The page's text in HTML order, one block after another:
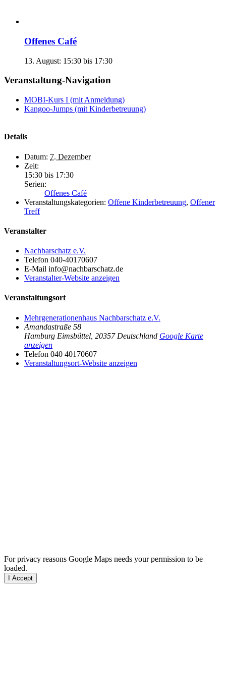
Offenes Café
13. August: 15:30 bis 17:30
Veranstaltung-Navigation
MOBI-Kurs I (mit Anmeldung)
Kangoo-Jumps (mit Kinderbetreuung)
Details
Datum: 7. Dezember
Zeit:
15:30 bis 17:30
Serien:
Offenes Café
Veranstaltungskategorien: Offene Kinderbetreuung, Offener
Treff
Veranstalter
Nachbarschatz e.V.
Telefon 040-40170607
E-Mail info@nachbarschatz.de
Veranstalter-Website anzeigen
Veranstaltungsort
Mehrgenerationenhaus Nachbarschatz e.V.
Amandastraße 58
Hamburg Eimsbüttel 20357 Deutschland Google Karte
anzeigen
Telefon 040 40170607
Veranstaltungsort-Website anzeigen
For privacy reasons Google Maps needs your permission to be
loaded.
I Accept